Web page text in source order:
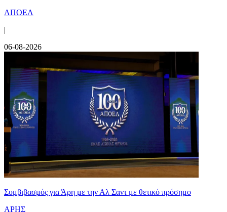
ΑΠΟΕΛ
|
06-08-2026
Συμβιβασμός για Άρη με την Αλ Σαντ με θετικό πρόσημο
ΑΡΗΣ